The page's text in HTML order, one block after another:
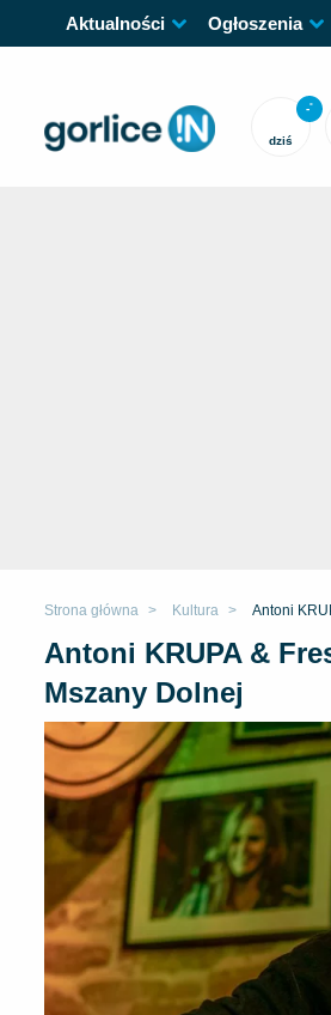
Aktualności Ogłoszenia
-°
dziś
Strona główna Kultura Antoni
Antoni KRUPA &
Mszany Dolnej